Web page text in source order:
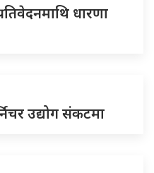
धारणा
उद्योग संकटमा